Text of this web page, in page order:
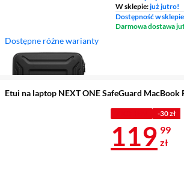
Dostępne różne warianty
Pasuje do laptopów 14 "
Pasek na ramię nie
W sklepie:już jutro!
Dostępność w sklepie
Darmowa dostawa
Etui na laptop NEXT ONE SafeGuard MacBook
-30 zł
Cena
119 99
zł